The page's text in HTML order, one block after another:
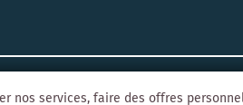
nos services, faire des offres